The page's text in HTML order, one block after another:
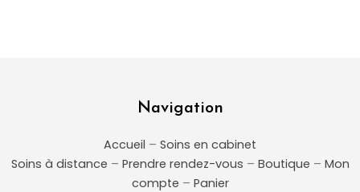
Navigation
Accueil – Soins en cabinet
Soins à distance – Prendre rendez-vous – Boutique – Mon
compte – Panier